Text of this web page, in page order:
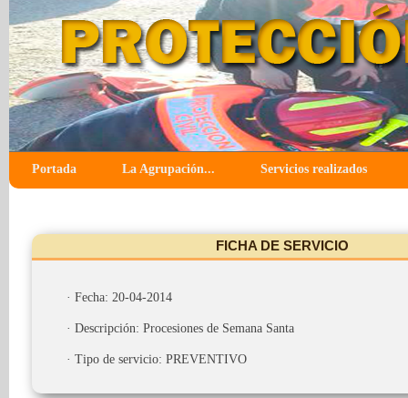
Portada La Agrupación... Servicios realizados
FICHA DE SERVICIO
· Fecha: 20-04-2014
· Descripción: Procesiones de Semana Santa
· Tipo de servicio: PREVENTIVO